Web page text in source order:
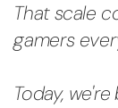
That scale
gamers
Today,